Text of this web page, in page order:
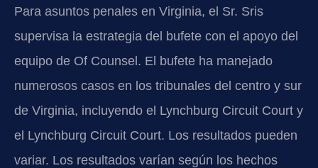
Para asuntos penales en Virginia, el Sr. Sris
supervisa la estrategia del bufete con el apoyo del
equipo de Of Counsel. El bufete ha manejado
numerosos casos en los tribunales del centro y sur
de Virginia, incluyendo el Lynchburg Circuit Court y
el Lynchburg Circuit Court. Los resultados pueden
variar. Los resultados varían según los hechos